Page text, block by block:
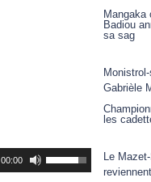
00:00
Mangaka
Badiou
sa sag
Gabrièle
les
Le